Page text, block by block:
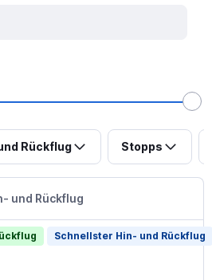
Rückflug Stopps
und Rückflug
Schnellster Hin- und Rückflug